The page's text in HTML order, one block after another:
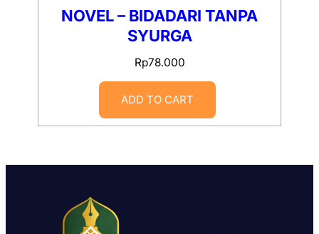
NOVEL – BIDADARI TANPA
SYURGA
Rp78.000
ADD TO CART